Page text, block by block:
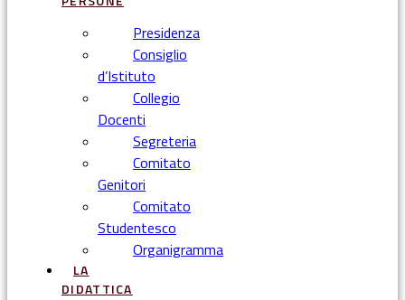
Presidenza
Consiglio
d’Istituto
Collegio
Docenti
Segreteria
Comitato
Genitori
Comitato
Studentesco
Organigramma
LA
DIDATTICA